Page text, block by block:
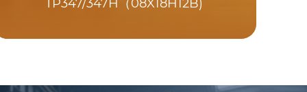
TP347/347H（08X18H12B)